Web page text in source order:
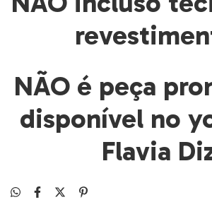
NÃO é peça
disponível no
Flavia